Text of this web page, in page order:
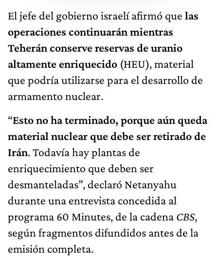
El jefe del gobierno israelí afirmó que las
operaciones continuarán mientras
Teherán conserve reservas de uranio
altamente enriquecido (HEU), material
que podría utilizarse para el desarrollo de
armamento nuclear.
“Esto no ha terminado, porque aún queda
material nuclear que debe ser retirado de
Irán. Todavía hay plantas de
enriquecimiento que deben ser
desmanteladas”, declaró Netanyahu
durante una entrevista concedida al
programa 60 Minutes, de la cadena CBS,
según fragmentos difundidos antes de la
emisión completa.